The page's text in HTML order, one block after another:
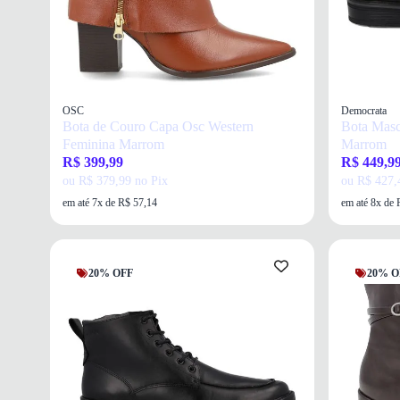
OSC
Bota de Couro Capa Osc Western
Feminina Marrom
R$ 399,99
ou R$ 379,99 no Pix
em até 7x de R$ 57,14
Democrata
Bota
Marrom
R$
ou R$
em até 8x de
20% OFF 20%